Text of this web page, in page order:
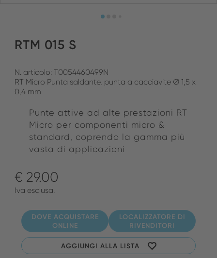
RTM 015 S
N. articolo: T0054460499N
RT Micro Punta saldante, punta a cacciavite Ø 1,5 x
0,4 mm
Punte attive ad alte prestazioni RT
Micro per componenti micro &
standard, coprendo la gamma più
vasta di applicazioni
€ 29.00
Iva esclusa.
DOVE ACQUISTARE
ONLINE
LOCALIZZATORE DI
RIVENDITORI
AGGIUNGI ALLA LISTA